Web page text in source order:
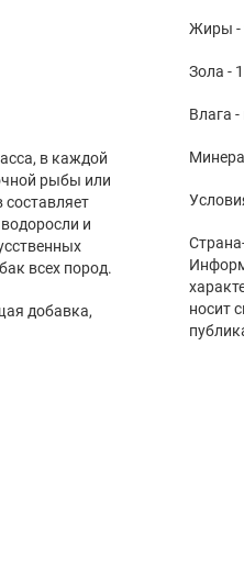
в каждой
рыбы или
и
всех пород.
добавка,
Жиры -
Зола - 1
Влага -
носит